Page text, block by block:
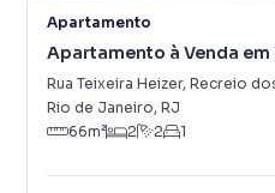
Apartamento
Apartamento à Venda
Bandeirantes
Rua Teixeira Heizer, Recreio
Rio de Janeiro, RJ
66m² 2 2 1